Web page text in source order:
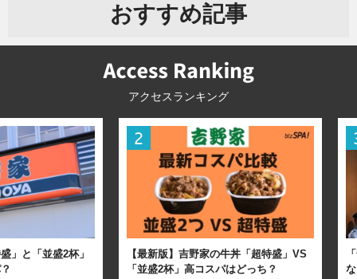
おすすめ記事
アクセスランキング
」と「並盛2杯」
【最新版】吉野家の牛丼「超特盛」VS
「並盛2杯」高コスパはどっち？